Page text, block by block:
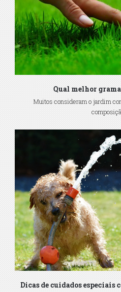
Qual melhor
Muitos consideram o jardim
Dicas de cuidados especiais